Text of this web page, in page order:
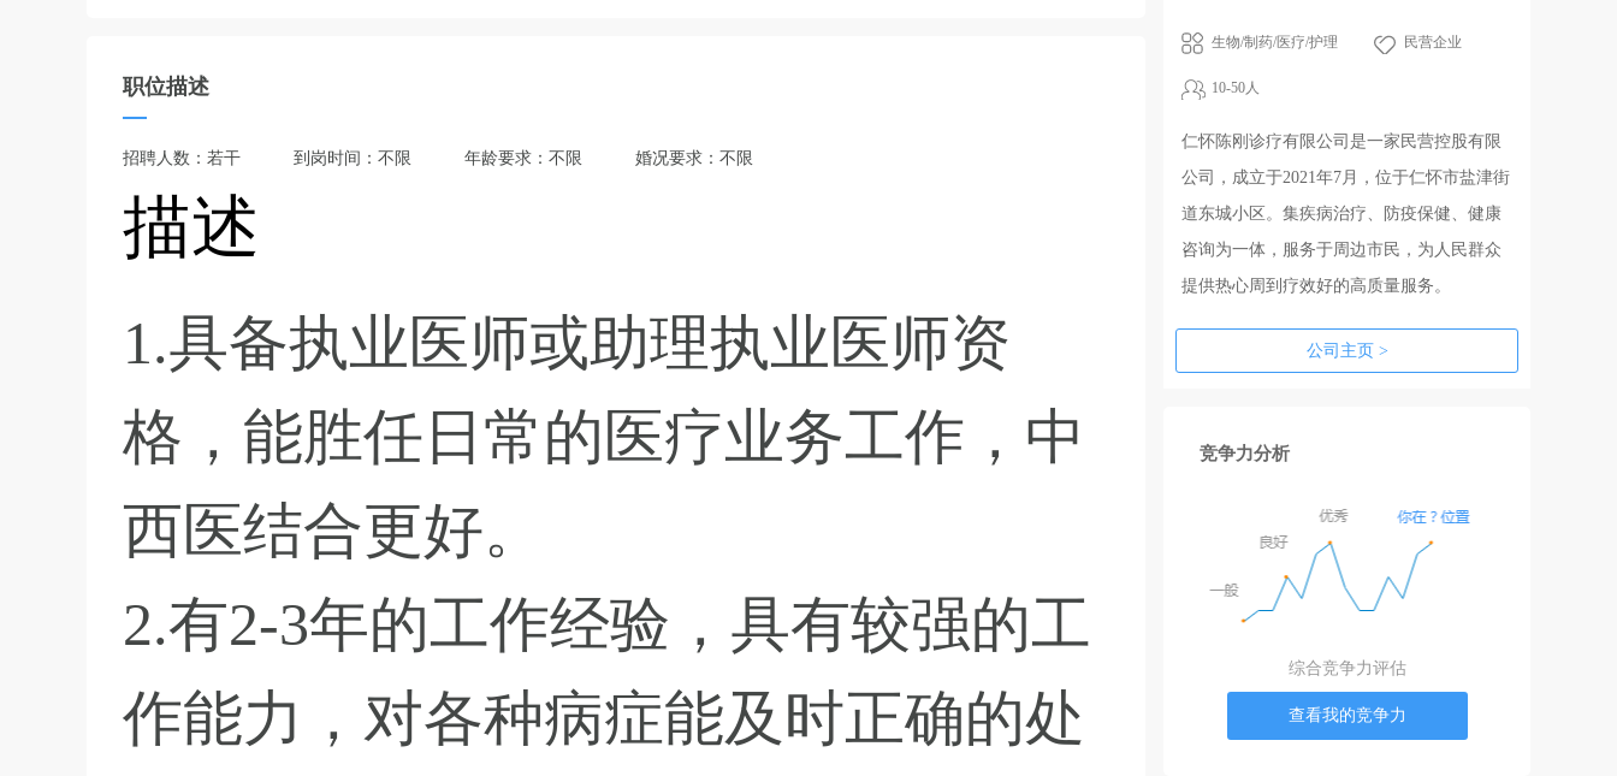
职位描述
招聘人数：若干 到岗时间：不限 年龄要求：不限 婚况要求：不限
描述
1.具备执业医师或助理执业医师资
格，能胜任日常的医疗业务工作，中
西医结合更好。
2.有2-3年的工作经验，具有较强的工
作能力，对各种病症能及时正确的处
生物/制药/医疗/护理 民营企业
10-50人
仁怀陈刚诊疗有限公司是一家民营控股有限
公司，成立于2021年7月，位于仁怀市盐津街
道东城小区。集疾病治疗、防疫保健、健康
咨询为一体，服务于周边市民，为人民群众
提供热心周到疗效好的高质量服务。
公司主页 >
竞争力分析
综合竞争力评估
查看我的竞争力